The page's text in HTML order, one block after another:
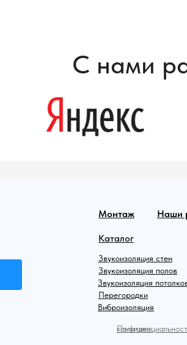
С нами
Политика
Каталог
Звукоизоляция стен
Звукоизоляция полов
Звукоизоляция
Перегородки
Виброизоляция
Монтаж Наши